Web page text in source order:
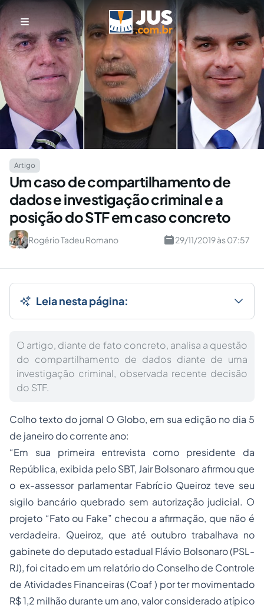
Artigo
Um caso de compartilhamento de
dados e investigação criminal e a
posição do STF em caso concreto
Rogério Tadeu Romano 29/11/2019 às 07:57
Leia nesta página:
O artigo, diante de fato concreto, analisa a questão
do compartilhamento de dados diante de uma
investigação criminal, observada recente decisão
do STF.
Colho texto do jornal O Globo, em sua edição no dia 5
de janeiro do corrente ano:
“Em sua primeira entrevista como presidente da
República, exibida pelo SBT, Jair Bolsonaro afirmou que
o ex-assessor parlamentar Fabrício Queiroz teve seu
sigilo bancário quebrado sem autorização judicial. O
projeto “Fato ou Fake” checou a afirmação, que não é
verdadeira. Queiroz, que até outubro trabalhava no
gabinete do deputado estadual Flávio Bolsonaro (PSL-
RJ), foi citado em um relatório do Conselho de Controle
de Atividades Financeiras (Coaf ) por ter movimentado
R$ 1,2 milhão durante um ano, valor considerado atípico